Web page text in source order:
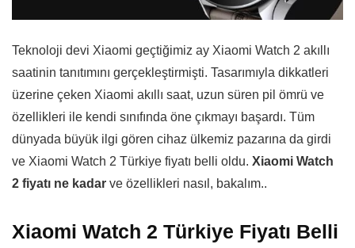
Teknoloji devi Xiaomi geçtiğimiz ay Xiaomi Watch 2 akıllı
saatinin tanıtımını gerçekleştirmişti. Tasarımıyla dikkatleri
üzerine çeken Xiaomi akıllı saat, uzun süren pil ömrü ve
özellikleri ile kendi sınıfında öne çıkmayı başardı. Tüm
dünyada büyük ilgi gören cihaz ülkemiz pazarına da girdi
ve Xiaomi Watch 2 Türkiye fiyatı belli oldu. Xiaomi Watch
2 fiyatı ne kadar ve özellikleri nasıl, bakalım..
Xiaomi Watch 2 Türkiye Fiyatı Belli